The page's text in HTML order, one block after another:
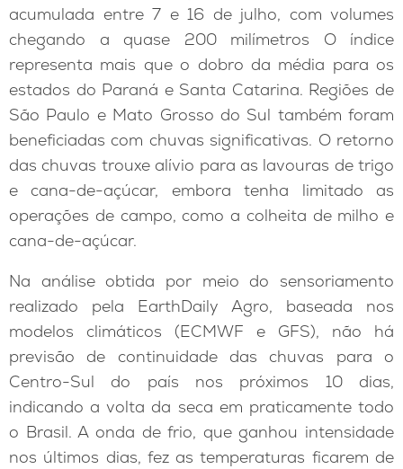
acumulada entre 7 e 16 de julho, com volumes
chegando a quase 200 milímetros O índice
representa mais que o dobro da média para os
estados do Paraná e Santa Catarina. Regiões de
São Paulo e Mato Grosso do Sul também foram
beneficiadas com chuvas significativas. O retorno
das chuvas trouxe alívio para as lavouras de trigo
e cana-de-açúcar, embora tenha limitado as
operações de campo, como a colheita de milho e
cana-de-açúcar.
Na análise obtida por meio do sensoriamento
realizado pela EarthDaily Agro, baseada nos
modelos climáticos (ECMWF e GFS), não há
previsão de continuidade das chuvas para o
Centro-Sul do país nos próximos 10 dias,
indicando a volta da seca em praticamente todo
o Brasil. A onda de frio, que ganhou intensidade
nos últimos dias, fez as temperaturas ficarem de